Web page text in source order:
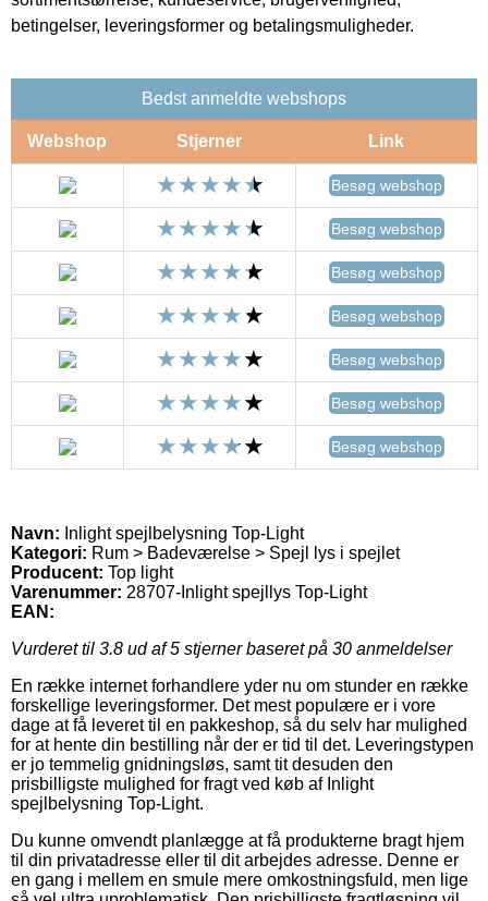
betingelser, leveringsformer og betalingsmuligheder.
Bedst anmeldte webshops
Webshop Stjerner Link
Besøg webshop
Besøg webshop
Besøg webshop
Besøg webshop
Besøg webshop
Besøg webshop
Besøg webshop
Navn: Inlight spejlbelysning Top-Light
Kategori: Rum > Badeværelse > Spejl lys i spejlet
Producent: Top light
Varenummer: 28707-Inlight spejllys Top-Light
EAN:
Vurderet til 3.8 ud af 5 stjerner baseret på 30 anmeldelser
En række internet forhandlere yder nu om stunder en række
forskellige leveringsformer. Det mest populære er i vore
dage at få leveret til en pakkeshop, så du selv har mulighed
for at hente din bestilling når der er tid til det. Leveringstypen
er jo temmelig gnidningsløs, samt tit desuden den
prisbilligste mulighed for fragt ved køb af Inlight
spejlbelysning Top-Light.
Du kunne omvendt planlægge at få produkterne bragt hjem
til din privatadresse eller til dit arbejdes adresse. Denne er
en gang i mellem en smule mere omkostningsfuld, men lige